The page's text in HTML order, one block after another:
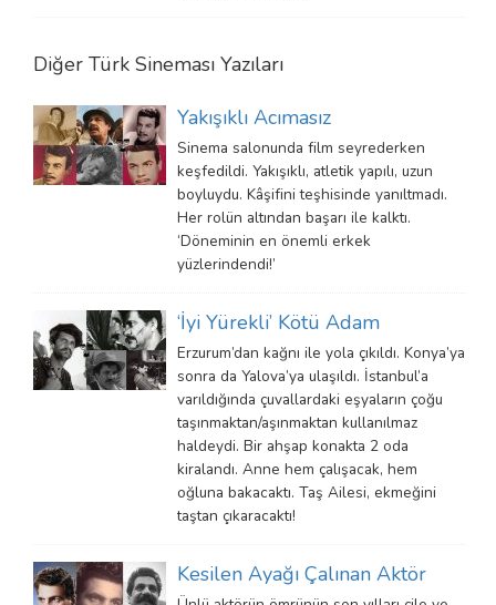
Diğer Türk Sineması Yazıları
Yakışıklı Acımasız
Sinema salonunda film seyrederken
keşfedildi. Yakışıklı, atletik yapılı, uzun
boyluydu. Kâşifini teşhisinde yanıltmadı.
Her rolün altından başarı ile kalktı.
‘Döneminin en önemli erkek
yüzlerindendi!’
‘İyi Yürekli’ Kötü Adam
Erzurum’dan kağnı ile yola çıkıldı. Konya’ya
sonra da Yalova’ya ulaşıldı. İstanbul’a
varıldığında çuvallardaki eşyaların çoğu
taşınmaktan/aşınmaktan kullanılmaz
haldeydi. Bir ahşap konakta 2 oda
kiralandı. Anne hem çalışacak, hem
oğluna bakacaktı. Taş Ailesi, ekmeğini
taştan çıkaracaktı!
Kesilen Ayağı Çalınan Aktör